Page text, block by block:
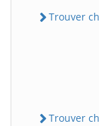
Trouver
Trouver